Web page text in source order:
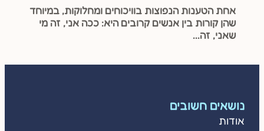
אחת הטענות הנפוצות בוויכוחים ומחלוקות, במיוחד
שהן קורות בין אנשים קרובים היא: ככה אני, זה מי
שאני, זה...
נושאים חשובים
אודות